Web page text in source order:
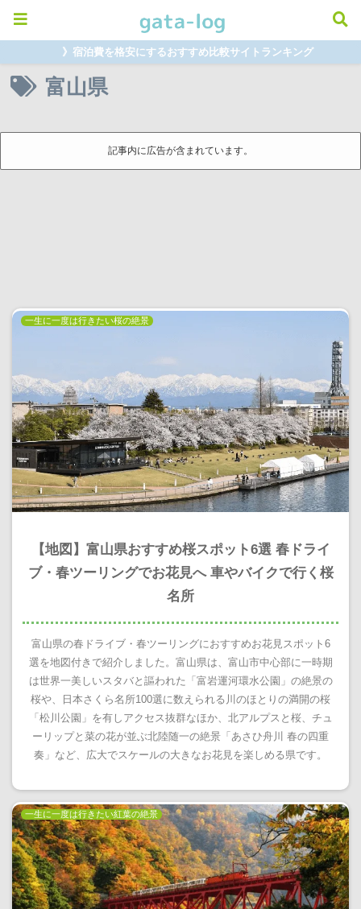
》宿泊費を格安にするおすすめ比較サイトランキング
富山県
記事内に広告が含まれています。
一生に一度は行きたい桜の絶景
【地図】富山県おすすめ桜スポット6選 春ドライ
ブ・春ツーリングでお花見へ 車やバイクで行く桜
名所
富山県の春ドライブ・春ツーリングにおすすめお花見スポット6
選を地図付きで紹介しました。富山県は、富山市中心部に一時期
は世界一美しいスタバと謳われた「富岩運河環水公園」の絶景の
桜や、日本さくら名所100選に数えられる川のほとりの満開の桜
「松川公園」を有しアクセス抜群なほか、北アルプスと桜、チュ
ーリップと菜の花が並ぶ北陸随一の絶景「あさひ舟川 春の四重
奏」など、広大でスケールの大きなお花見を楽しめる県です。
一生に一度は行きたい紅葉の絶景